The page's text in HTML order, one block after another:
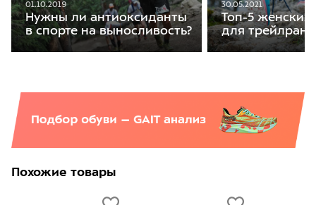
01.10.2019
Нужны ли антиоксиданты
в спорте на выносливость?
30.05.2021
Топ-5 женских
для
Похожие товары